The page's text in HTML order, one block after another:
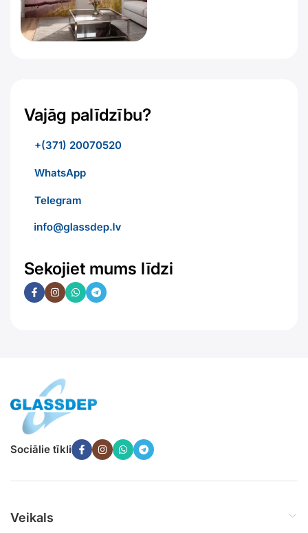
Vajāg palīdzību?
+(371) 20070520
WhatsApp
Telegram
Sekojiet mums līdzi
Sociālie tīkli
Veikals